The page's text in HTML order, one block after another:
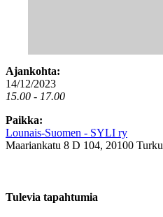
Ajankohta:
14/12/2023
15.00 - 17.00
Paikka:
Lounais-Suomen - SYLI ry
Maariankatu 8 D 104, 20100 Turku
Tulevia tapahtumia